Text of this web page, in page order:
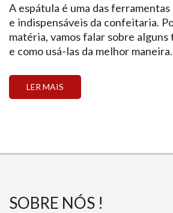
A espátula é uma das
e indispensáveis da confeitaria.
matéria, vamos falar sobre
e como usá-las da melhor
LER MAIS
SOBRE NÓS !